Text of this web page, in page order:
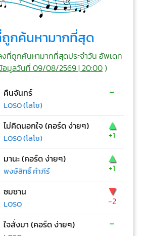
กค้นหามากที่สุด
ที่ถูกค้นหามากที่สุดประจำวัน อัพเดท
อมูลวันที่ 09/08/2569 | 20:00)
คืนจันทร์
LOSO (โลโซ)
-
ไม่คิดนอกใจ (คอร์ด ง่ายๆ)
LOSO (โลโซ)
▲
+1
มานะ (คอร์ด ง่ายๆ)
พงษ์สิทธิ์ คำภีร์
▲
+1
ซมซาน
LOSO
▼
-2
ใจสั่งมา (คอร์ด ง่ายๆ) -